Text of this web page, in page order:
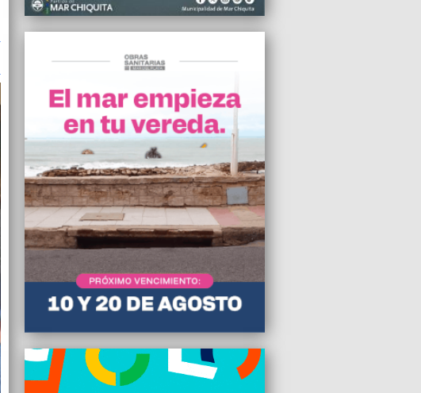
19/11/2009 00:47
Inspección General continúa sin decibelímetro
Se realizó la premiación a los ganadores de
18/11/2009 15:42
No habrá subas en las tarifas de los ómnibus
de larga distancia
18/11/2009 12:01
“Le rompimos el corralito a Pulti”